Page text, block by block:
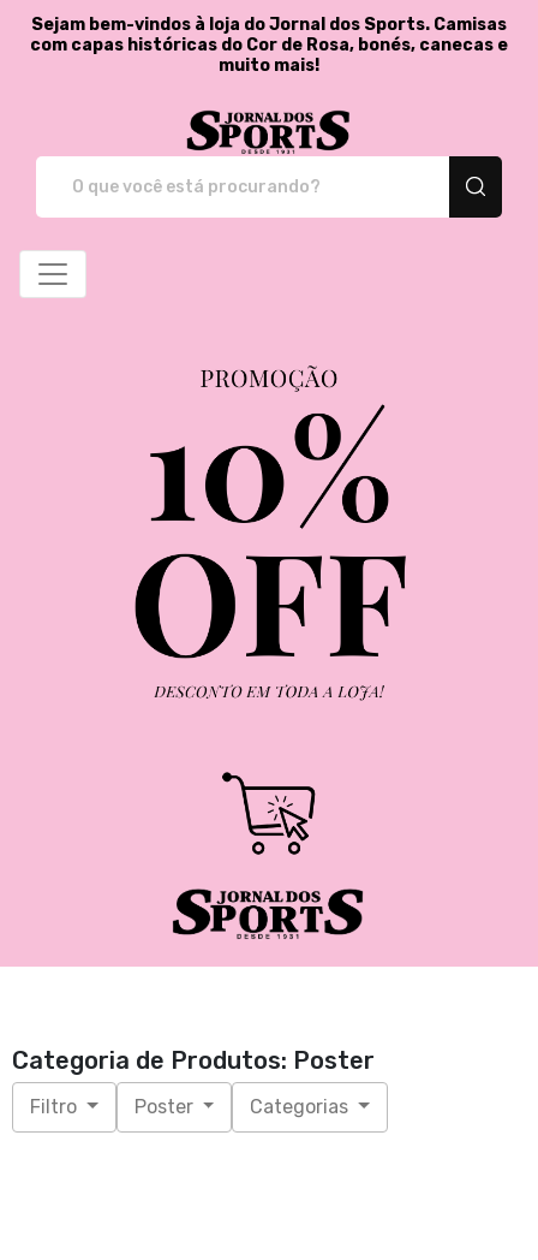
Sejam bem-vindos à loja do Jornal dos Sports. Camisas
com capas históricas do Cor de Rosa, bonés, canecas e
muito mais!
Categoria de Produtos: Poster
Filtro Poster Categorias